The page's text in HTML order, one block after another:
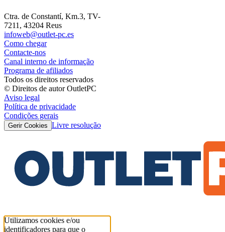
Ctra. de Constantí, Km.3, TV-
7211, 43204 Reus
infoweb@outlet-pc.es
Como chegar
Contacte-nos
Canal interno de informação
Programa de afiliados
Todos os direitos reservados
© Direitos de autor OutletPC
Aviso legal
Política de privacidade
Condições gerais
Gerir Cookies Livre resolução
Utilizamos cookies e/ou
identificadores para que o